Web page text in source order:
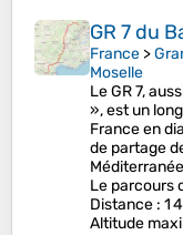
GR 7 du
France >
Moselle
Le GR 7,
», est un
France en
de partage
Le parcours
Distance : 1
Altitude